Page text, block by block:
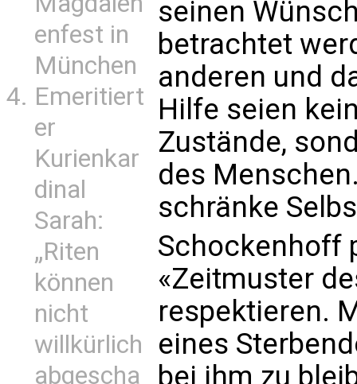
enfest in
München
Emeritiert
er
Kurienkar
dinal
Sarah:
„Riten
können
nicht
willkürlich
abgescha
seinen
betrachtet
anderen und
Hilfe seien
Zustände,
des
schränke
Schockenhoff
«Zeitmuster
respektieren.
eines
bei ihm zu